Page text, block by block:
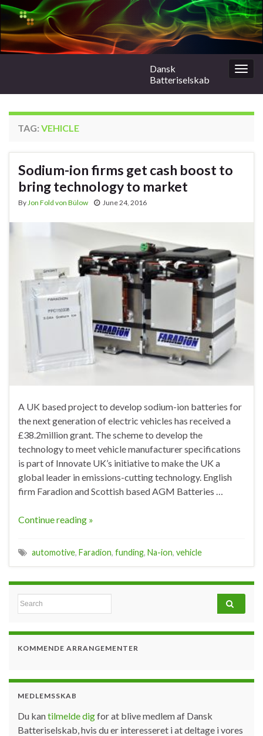
Dansk
Batteriselskab
TAG: VEHICLE
Sodium-ion firms get cash boost to
bring technology to market
ByJon Fold von Bülow June 24, 2016
A UK based project to develop sodium-ion batteries for
the next generation of electric vehicles has received a
£38.2million grant. The scheme to develop the
technology to meet vehicle manufacturer specifications
is part of Innovate UK’s initiative to make the UK a
global leader in emissions-cutting technology. English
firm Faradion and Scottish based AGM Batteries …
Continue reading »
automotive, Faradion, funding, Na-ion, vehicle
Search for:
KOMMENDE ARRANGEMENTER
MEDLEMSSKAB
Du kantilmelde digfor at blive medlem af Dansk
Batteriselskab, hvis du er interesseret i at deltage i vores